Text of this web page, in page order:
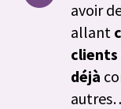
avoir
allant
clients
déjà